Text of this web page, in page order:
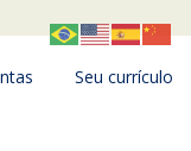
Seu currículo